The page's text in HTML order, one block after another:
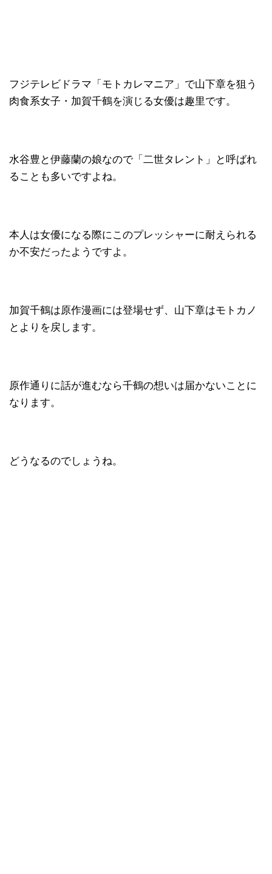
フジテレビドラマ「モトカレマニア」で山下章を狙う
肉食系女子・加賀千鶴を演じる女優は趣里です。
水谷豊と伊藤蘭の娘なので「二世タレント」と呼ばれ
ることも多いですよね。
本人は女優になる際にこのプレッシャーに耐えられる
か不安だったようですよ。
加賀千鶴は原作漫画には登場せず、山下章はモトカノ
とよりを戻します。
原作通りに話が進むなら千鶴の想いは届かないことに
なります。
どうなるのでしょうね。